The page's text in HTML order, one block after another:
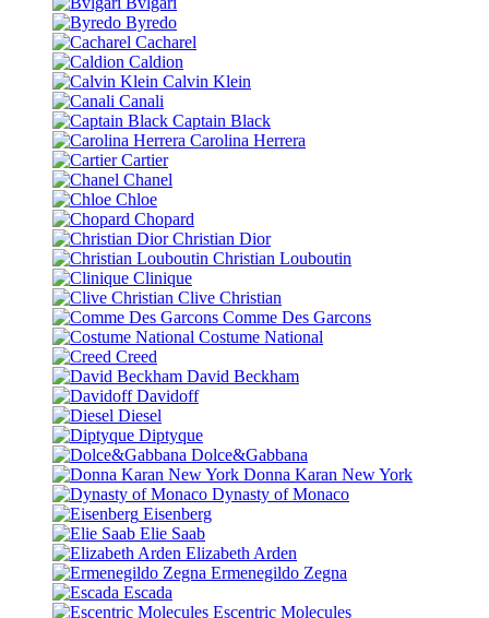
Byredo
Cacharel
Caldion
Calvin Klein
Canali
Captain Black
Carolina Herrera
Cartier
Chanel
Chloe
Chopard
Christian Dior
Christian Louboutin
Clinique
Clive Christian
Comme Des Garcons
Costume National
Creed
David Beckham
Davidoff
Diesel
Diptyque
Dolce&Gabbana
Donna Karan New York
Dynasty of Monaco
Eisenberg
Elie Saab
Elizabeth Arden
Ermenegildo Zegna
Escada
Escentric Molecules